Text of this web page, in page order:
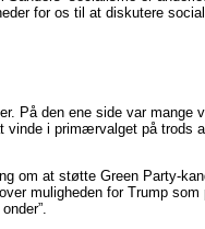
for os til at diskutere
På den ene side var mange
vinde i primærvalget på trods
om at støtte Green Party-
muligheden for Trump